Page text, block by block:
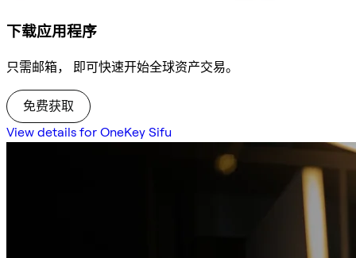
下载应用程序
只需邮箱， 即可快速开始全球资产交易。
免费获取
View details for OneKey Sifu